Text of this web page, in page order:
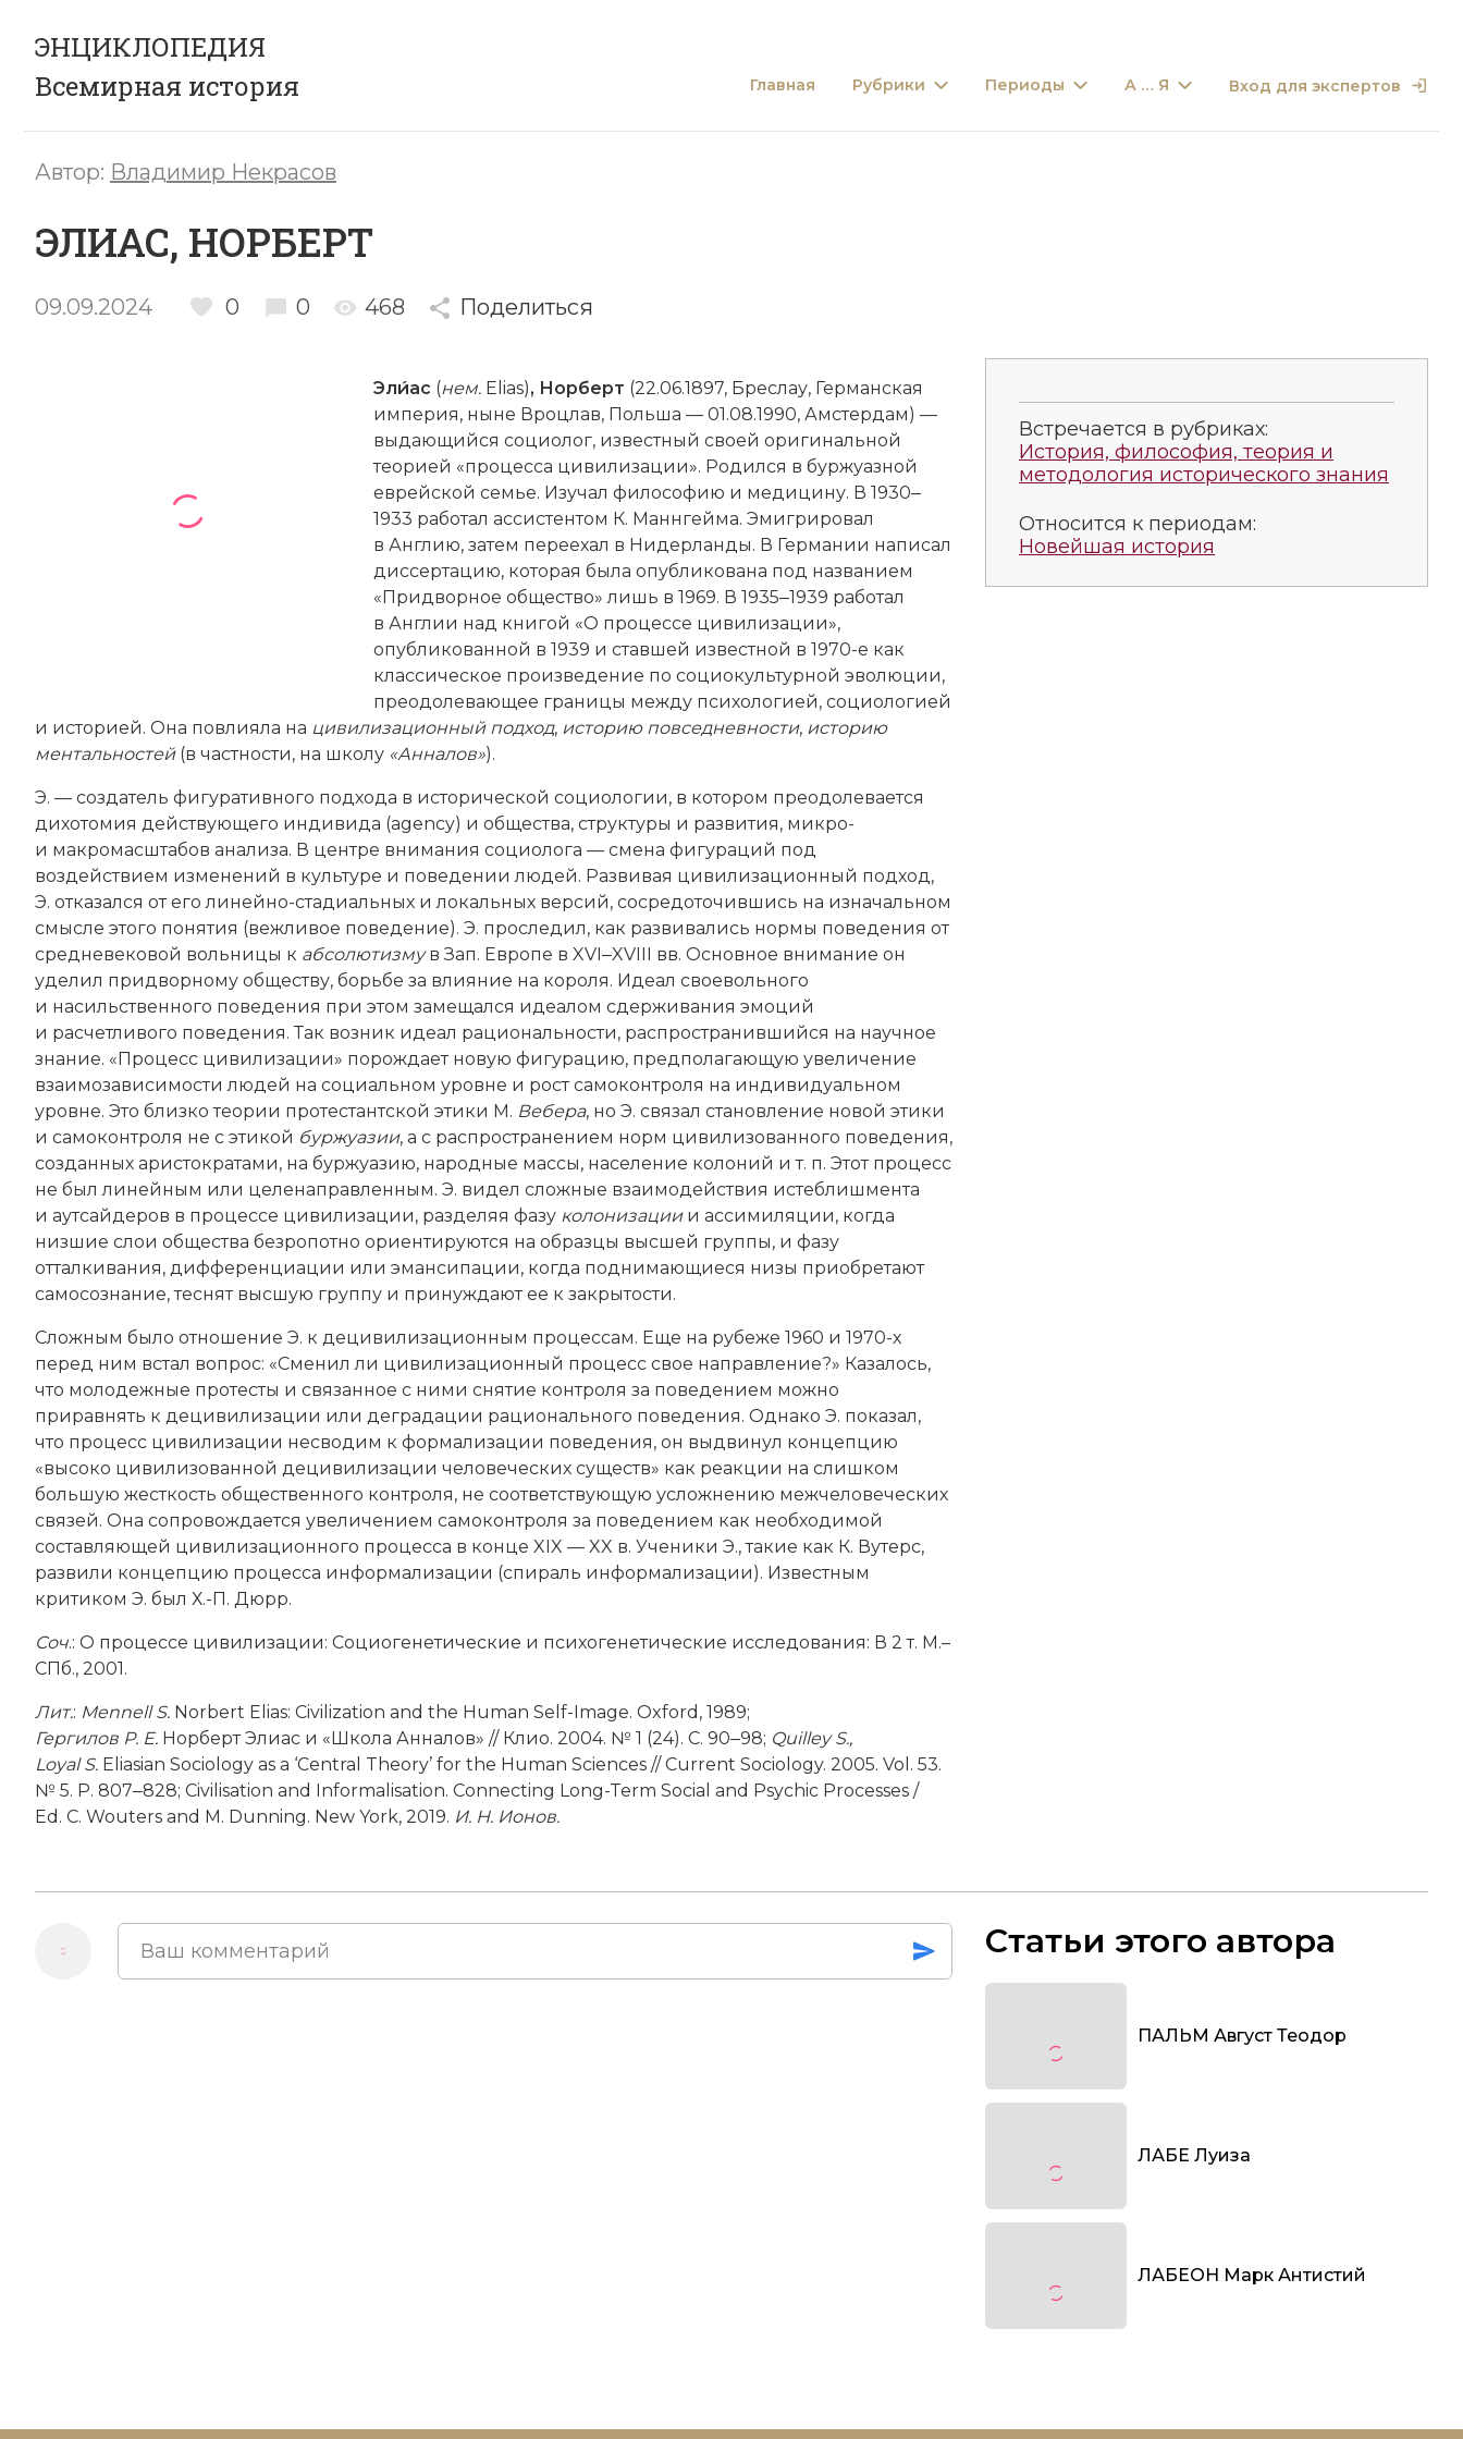
ЭНЦИКЛОПЕДИЯ
Всемирная история
Главная Рубрики Периоды А … Я Вход для экспертов
Автор: Владимир Некрасов
ЭЛИАС, НОРБЕРТ
09.09.2024 0 0 468 Поделиться
Элиас (нем. Elias), Норберт (22.06.1897, Бреслау, Германская
империя, ныне Вроцлав, Польша — 01.08.1990, Амстердам) —
выдающийся социолог, известный своей оригинальной
теорией «процесса цивилизации». Родился в буржуазной
еврейской семье. Изучал философию и медицину. В 1930‒
1933 работал ассистентом К. Маннгейма. Эмигрировал
в Англию, затем переехал в Нидерланды. В Германии написал
диссертацию, которая была опубликована под названием
«Придворное общество» лишь в 1969. В 1935‒1939 работал
в Англии над книгой «О процессе цивилизации»,
опубликованной в 1939 и ставшей известной в 1970-е как
классическое произведение по социокультурной эволюции,
преодолевающее границы между психологией, социологией
и историей. Она повлияла на цивилизационный подход, историю повседневности, историю
ментальностей(в частности, на школу «Анналов»).
Э. — создатель фигуративного подхода в исторической социологии, в котором преодолевается
дихотомия действующего индивида (agency) и общества, структуры и развития, микро-
и макромасштабов анализа. В центре внимания социолога — смена фигураций под
воздействием изменений в культуре и поведении людей. Развивая цивилизационный подход,
Э. отказался от его линейно-­стадиальных и локальных версий, сосредоточившись на изначальном
смысле этого понятия (вежливое поведение). Э. проследил, как развивались нормы поведения от
средневековой вольницы к абсолютизмув Зап. Европе в XVI‒XVIII вв. Основное внимание он
уделил придворному обществу, борьбе за влияние на короля. Идеал своевольного
и насильственного поведения при этом замещался идеалом сдерживания эмоций
и расчетливого поведения. Так возник идеал рациональности, распространившийся на научное
знание. «Процесс цивилизации» порождает новую фигурацию, предполагающую увеличение
взаимозависимости людей на социальном уровне и рост самоконтроля на индивидуальном
уровне. Это близко теории протестантской этики М. Вебера, но Э. связал становление новой этики
и самоконтроля не с этикой буржуазии, а с распространением норм цивилизованного поведения,
созданных аристократами, на буржуазию, народные массы, население колоний и т. п. Этот процесс
не был линейным или целенаправленным. Э. видел сложные взаимодействия истеблишмента
и аутсайдеров в процессе цивилизации, разделяя фазу колонизациии ассимиляции, когда
низшие слои общества безропотно ориентируются на образцы высшей группы, и фазу
отталкивания, дифференциации или эмансипации, когда поднимающиеся низы приобретают
самосознание, теснят высшую группу и принуждают ее к закрытости.
Сложным было отношение Э. к децивилизационным процессам. Еще на рубеже 1960 и 1970-х
перед ним встал вопрос: «Сменил ли цивилизационный процесс свое направление?» Казалось,
что молодежные протесты и связанное с ними снятие контроля за поведением можно
приравнять к децивилизации или деградации рационального поведения. Однако Э. показал,
что процесс цивилизации несводим к формализации поведения, он выдвинул концепцию
«высоко цивилизованной децивилизации человеческих существ» как реакции на слишком
большую жесткость общественного контроля, не соответствующую усложнению межчеловеческих
связей. Она сопровождается увеличением самоконтроля за поведением как необходимой
составляющей цивилизационного процесса в конце XIX — XX в. Ученики Э., такие как К. Вутерс,
развили концепцию процесса информализации (спираль информализации). Известным
критиком Э. был Х.-П. Дюрр.
Соч.: О процессе цивилизации: Социо­генетические и психогенетические исследования: В 2 т. М.–
СПб., 2001.
Лит.: Mennell S. Norbert Elias: Civilization and the Human Self-­Image. Oxford, 1989;
Гергилов Р. Е. Норберт Элиас и «Школа Анналов» // Клио. 2004. № 1 (24). С. 90‒98; Quilley S.,
Loyal S. Eliasian Sociology as a ‘Central Theory’ for the Human Scien­ces // Current Sociology. 2005. Vol. 53.
№ 5. P. 807‒828; Civilisation and Informalisation. Connecting Long-­Term Social and Psychic Processes /
Ed. C. Wouters and M. Dunning. New York, 2019. И. Н. Ионов.
Встречается в рубриках:
История, философия, теория и
методология исторического знания
Относится к периодам:
Новейшая история
Статьи этого автора
ПАЛЬМ Август Теодор
ЛАБЕ Луиза
ЛАБЕОН Марк Антистий